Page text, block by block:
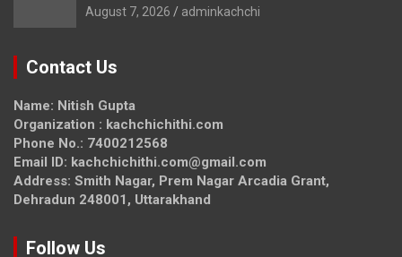
August 7, 2026 adminkachchi
Contact Us
Name: Nitish Gupta
Organization : kachchichithi.com
Phone No.: 7400212568
Email ID: kachchichithi.com@gmail.com
Address: Smith Nagar, Prem Nagar Arcadia Grant,
Dehradun 248001, Uttarakhand
Follow Us